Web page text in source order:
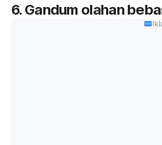
6. Gandum olahan